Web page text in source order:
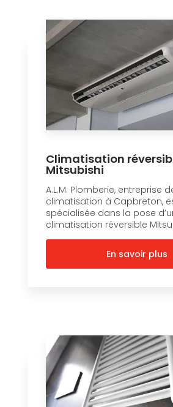
Climatisation
Mitsubishi
A.L.M. Plomberie, entreprise
climatisation à Capbreton,
spécialisée dans la pose
climatisation réversible
En savoir plus